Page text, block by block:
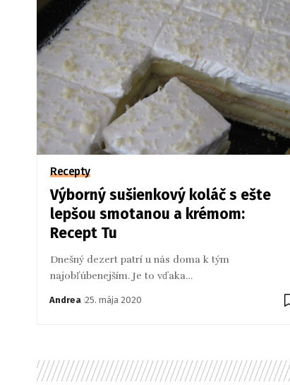
Recepty
Výborný sušienkový koláč s ešte
lepšou smotanou a krémom:
Recept Tu
Dnešný dezert patrí u nás doma k tým
najobľúbenejším. Je to vďaka…
Andrea 25. mája 2020